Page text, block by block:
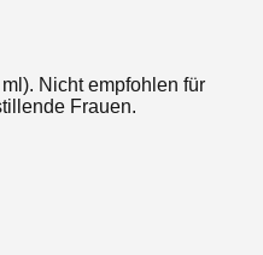
Nicht empfohlen für
Frauen.